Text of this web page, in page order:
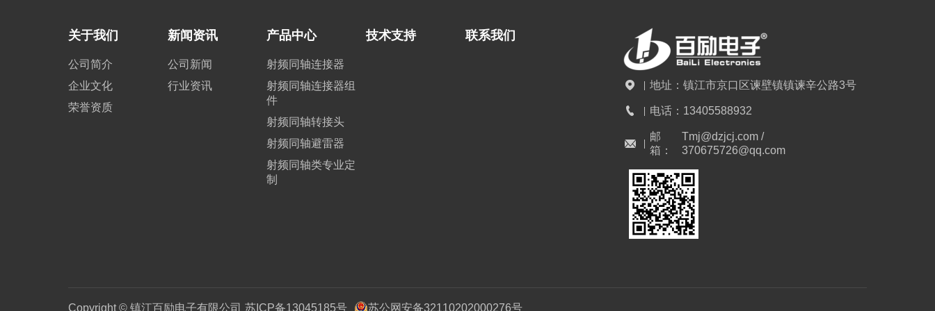
关于我们
公司简介
企业文化
荣誉资质
新闻资讯
公司新闻
行业资讯
产品中心
射频同轴连接器
射频同轴连接器组
件
射频同轴转接头
射频同轴避雷器
射频同轴类专业定
制
技术支持 联系我们
地址： 镇江市京口区谏壁镇镇谏辛公路3号
电话： 13405588932
邮
箱：
Tmj@dzjcj.com /
370675726@qq.com
Copyright © 镇江百励电子有限公司 苏ICP备13045185号 苏公网安备32110202000276号